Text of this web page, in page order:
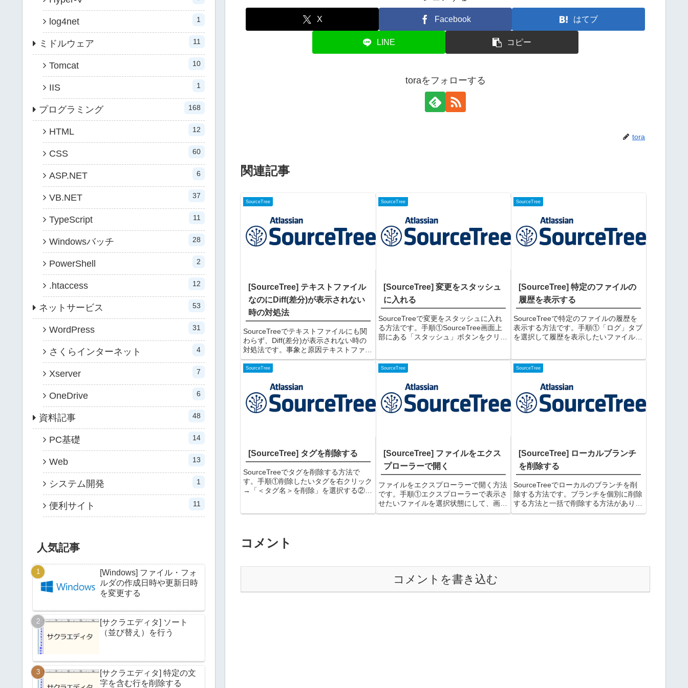
X Facebook はてブ
LINE コピー
toraをフォローする
tora
関連記事
SourceTree
[SourceTree] テキストファイル
なのにDiff(差分)が表示されない
時の対処法
SourceTreeでテキストファイルにも関
わらず、Diff(差分)が表示されない時の
対処法です。事象と原因テキストファイ
ルにもかかわらず、「このファイルは、
変更されていないか、または、バイナリ
されない。...
SourceTree
[SourceTree] 変更をスタッシュ
に入れる
SourceTreeで変更をスタッシュに入れ
る方法です。手順①SourceTree画面上
部にある「スタッシュ」ボタンをクリッ
せん。②表示されたダイアログにスタッ
シュ名を...
SourceTree
[SourceTree] 特定のファイルの
履歴を表示する
SourceTreeで特定のファイルの履歴を
表示する方法です。手順①「ログ」タブ
を選択して履歴を表示したいファイルを
されます。画面右側には修正内容の差分
も表示されます。...
SourceTree
[SourceTree] タグを削除する
SourceTreeでタグを削除する方法で
す。手順①削除したいタグを右クリック
→「＜タグ名＞を削除」を選択する②確
SourceTree
[SourceTree] ファイルをエクス
プローラーで開く
ファイルをエクスプローラーで開く方法
です。手順①エクスプローラーで表示さ
せたいファイルを選択状態にして、画面
右上にある「Explorer」アイコンをクリ
SourceTree
[SourceTree] ローカルブランチ
を削除する
SourceTreeでローカルのブランチを削
除する方法です。ブランチを個別に削除
する方法と一括で削除する方法がありま
す。ブランチから削除する場合の手順例
コメント
コメントを書き込む
log4net 1
ミドルウェア 11
Tomcat 10
IIS 1
プログラミング 168
HTML 12
CSS 60
ASP.NET 6
VB.NET 37
TypeScript 11
Windowsバッチ 28
PowerShell 2
.htaccess 12
ネットサービス 53
WordPress 31
さくらインターネット 4
Xserver 7
OneDrive 6
資料記事 48
PC基礎 14
Web 13
システム開発 1
便利サイト 11
人気記事
[Windows] ファイル・フォ
ルダの作成日時や更新日時
を変更する
[サクラエディタ] ソート
（並び替え）を行う
[サクラエディタ] 特定の文
字を含む行を削除する